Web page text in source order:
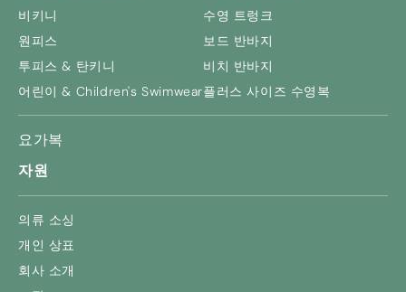
비키니
원피스
투피스 & 탄키니
어린이 & Children's Swimwear
수영 트렁크
보드 반바지
비치 반바지
플러스 사이즈 수영복
요가복
자원
의류 소싱
개인 상표
회사 소개